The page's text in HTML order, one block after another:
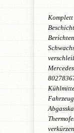
Komplett